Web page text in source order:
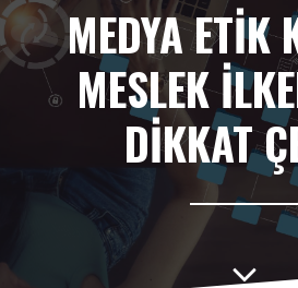
MEDYA ETİK
MESLEK
DİKKAT